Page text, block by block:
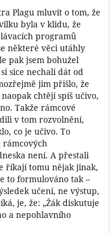
Plagu mluvit o tom, že
byla v klidu, že
programů
některé věci utáhly
pak jsem bohužel
sice nechali dát od
jim přišlo, že
chtějí spíš učivo,
Takže rámcové
v tom rozvolnění,
co je učivo. To
není. A přestali
říkají tomu nějak jinak,
to formulováno tak –
učení, ne výstup,
je, že: „Žák diskutuje
a nepohlavního